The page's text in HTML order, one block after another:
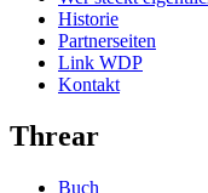
Historie
Partnerseiten
Link WDP
Kontakt
Threar
Buch